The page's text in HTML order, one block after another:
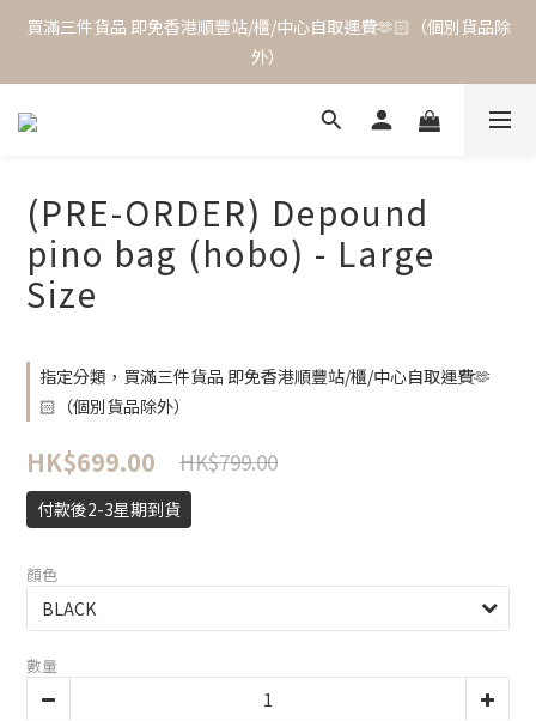
買滿三件貨品 即免香港順豐站/櫃/中心自取運費🫶🏻（個別貨品除
外）
(PRE-ORDER) Depound
pino bag (hobo) - Large
Size
指定分類，買滿三件貨品 即免香港順豐站/櫃/中心自取運費🫶
🏻（個別貨品除外）
HK$699.00 HK$799.00
付款後2-3星期到貨
顏色
數量